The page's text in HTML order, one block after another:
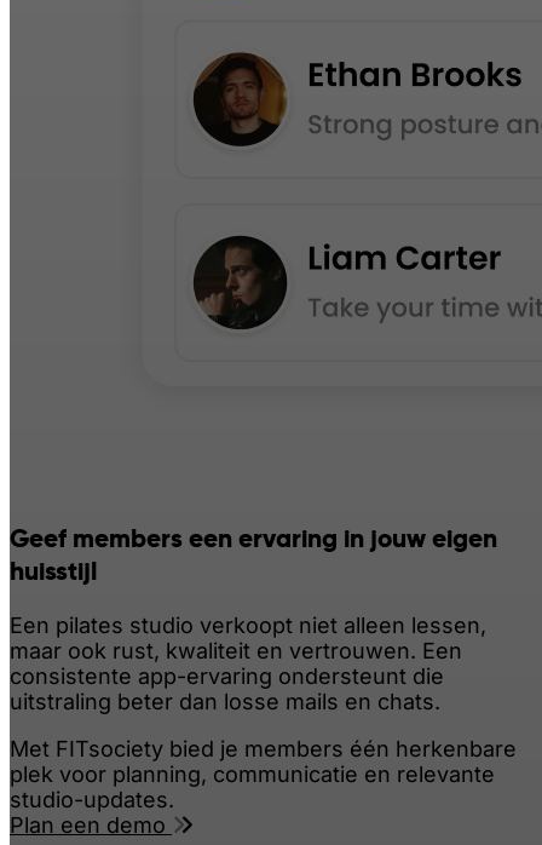
Geef members een ervaring in jouw eigen
huisstijl
Een pilates studio verkoopt niet alleen lessen,
maar ook rust, kwaliteit en vertrouwen. Een
consistente app-ervaring ondersteunt die
uitstraling beter dan losse mails en chats.
Met FITsociety bied je members één herkenbare
plek voor planning, communicatie en relevante
studio-updates.
Plan een demo